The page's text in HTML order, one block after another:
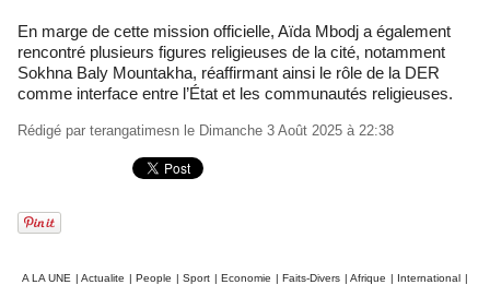
En marge de cette mission officielle, Aïda Mbodj a également
rencontré plusieurs figures religieuses de la cité, notamment
Sokhna Baly Mountakha, réaffirmant ainsi le rôle de la DER
comme interface entre l’État et les communautés religieuses.
Rédigé par terangatimesn le Dimanche 3 Août 2025 à 22:38
A LA UNE | Actualite | People | Sport | Economie | Faits-Divers | Afrique | International |